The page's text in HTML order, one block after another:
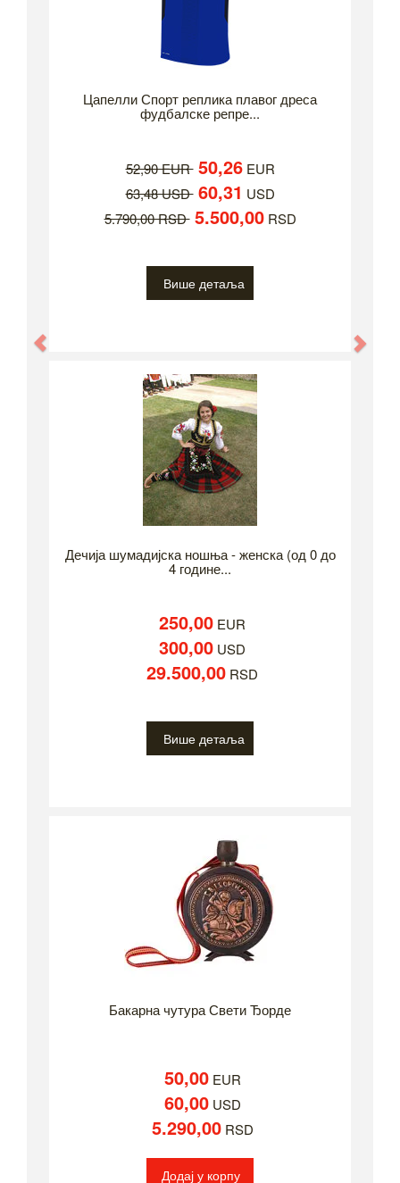
Цапелли Спорт реплика плавог дреса
фудбалске репре...
52,90 EUR 50,26EUR
63,48 USD 60,31 USD
5.790,00 RSD 5.500,00RSD
Више детаља
Дечија шумадијска ношња - женска (од 0 до
4 године...
250,00 EUR
300,00 USD
29.500,00 RSD
Више детаља
Бакарна чутура Свети Ђорде
50,00EUR
60,00USD
5.290,00RSD
Додај у корпу